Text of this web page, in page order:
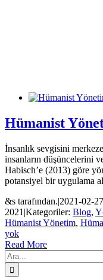
Hümanist
İnsanlık sevgisini
insanların düşüncelerini
Habisch’e (2013) göre
potansiyel bir uygulama
&s tarafından.|2021-02-
2021 |Kategoriler: Blog,
Hümanist Yönetim,
yok
Read More
Ara: